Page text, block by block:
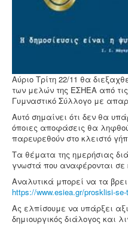
Αύριο Τρίτη 22/11 θα
των μελών της ΕΣΗΕΑ από
Γυμναστικό Σύλλογο με
Αυτό σημαίνει ότι δεν θα
όποιες αποφάσεις θα
παρευρεθούν στο κλειστό
Τα θέματα της ημερήσιας
γνωστά που αναφέρονται σε
Αναλυτικά μπορεί να τα
https://www.esiea.gr/prosklisi-
Ας ελπίσουμε να υπάρξει
δημιουργικός διάλογος και